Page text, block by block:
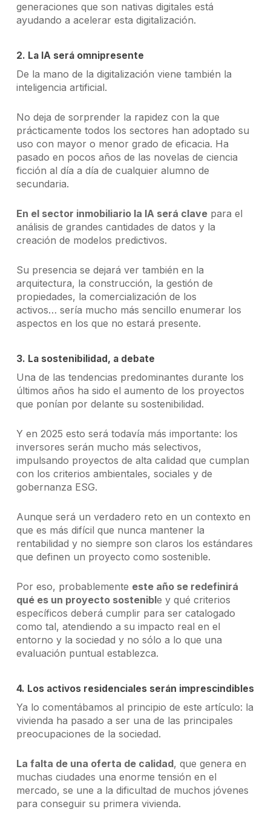
generaciones que son nativas digitales está
ayudando a acelerar esta digitalización.
2. La IA será omnipresente
De la mano de la digitalización viene también la
inteligencia artificial.
No deja de sorprender la rapidez con la que
prácticamente todos los sectores han adoptado su
uso con mayor o menor grado de eficacia. Ha
pasado en pocos años de las novelas de ciencia
ficción al día a día de cualquier alumno de
secundaria.
En el sector inmobiliario la IA será clavepara el
análisis de grandes cantidades de datos y la
creación de modelos predictivos.
Su presencia se dejará ver también en la
arquitectura, la construcción, la gestión de
propiedades, la comercialización de los
activos… sería mucho más sencillo enumerar los
aspectos en los que no estará presente.
3. La sostenibilidad, a debate
Una de las tendencias predominantes durante los
últimos años ha sido el aumento de los proyectos
que ponían por delante su sostenibilidad.
Y en 2025 esto será todavía más importante: los
inversores serán mucho más selectivos,
impulsando proyectos de alta calidad que cumplan
con los criterios ambientales, sociales y de
gobernanza ESG.
Aunque será un verdadero reto en un contexto en
que es más difícil que nunca mantener la
rentabilidad y no siempre son claros los estándares
que definen un proyecto como sostenible.
Por eso, probablemente este año se redefinirá
qué es un proyecto sostenible y qué criterios
específicos deberá cumplir para ser catalogado
como tal, atendiendo a su impacto real en el
entorno y la sociedad y no sólo a lo que una
evaluación puntual establezca.
4. Los activos residenciales serán imprescindibles
Ya lo comentábamos al principio de este artículo: la
vivienda ha pasado a ser una de las principales
preocupaciones de la sociedad.
La falta de una oferta de calidad, que genera en
muchas ciudades una enorme tensión en el
mercado, se une a la dificultad de muchos jóvenes
para conseguir su primera vivienda.